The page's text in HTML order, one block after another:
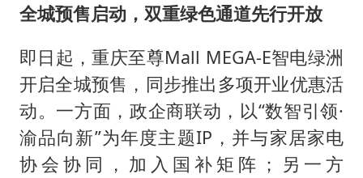
全城预售启动，双重绿色通道先行开放
即日起，重庆至尊Mall MEGA-E智电绿洲
开启全城预售，同步推出多项开业优惠活
动。一方面，政企商联动，以“数智引领·
渝品向新”为年度主题IP，并与家居家电
协会协同，加入国补矩阵；另一方